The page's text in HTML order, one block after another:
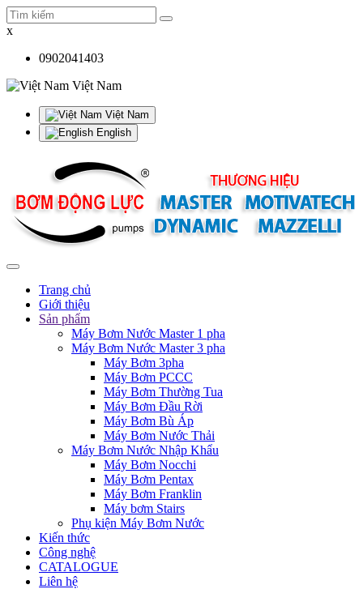
x
0902041403
Việt Nam
Việt Nam
English
Trang chủ
Giới thiệu
Sản phẩm
Máy Bơm Nước Master 1 pha
Máy Bơm Nước Master 3 pha
Máy Bơm 3pha
Máy Bơm PCCC
Máy Bơm Thường Tua
Máy Bơm Đầu Rời
Máy Bơm Bù Áp
Máy Bơm Nước Thải
Máy Bơm Nước Nhập Khẩu
Máy Bơm Nocchi
Máy Bơm Pentax
Máy Bơm Franklin
Máy bơm Stairs
Phụ kiện Máy Bơm Nước
Kiến thức
Công nghệ
CATALOGUE
Liên hệ